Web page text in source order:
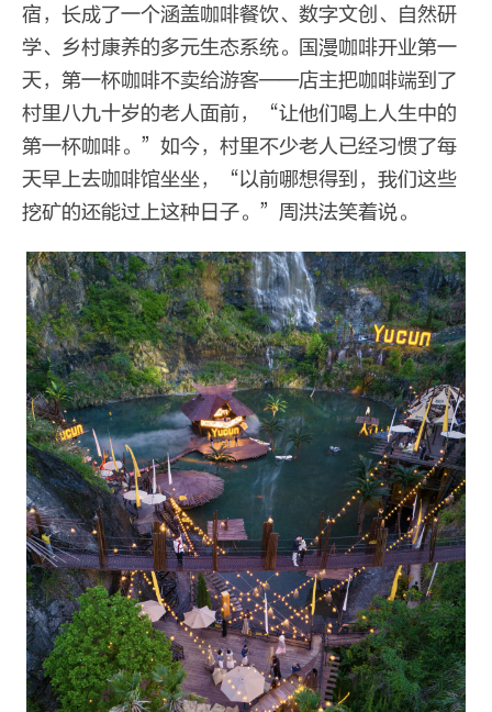
宿，长成了一个涵盖咖啡餐饮、数字文创、自然研
学、乡村康养的多元生态系统。国漫咖啡开业第一
天，第一杯咖啡不卖给游客——店主把咖啡端到了
村里八九十岁的老人面前，“让他们喝上人生中的
第一杯咖啡。”如今，村里不少老人已经习惯了每
天早上去咖啡馆坐坐，“以前哪想得到，我们这些
挖矿的还能过上这种日子。”周洪法笑着说。